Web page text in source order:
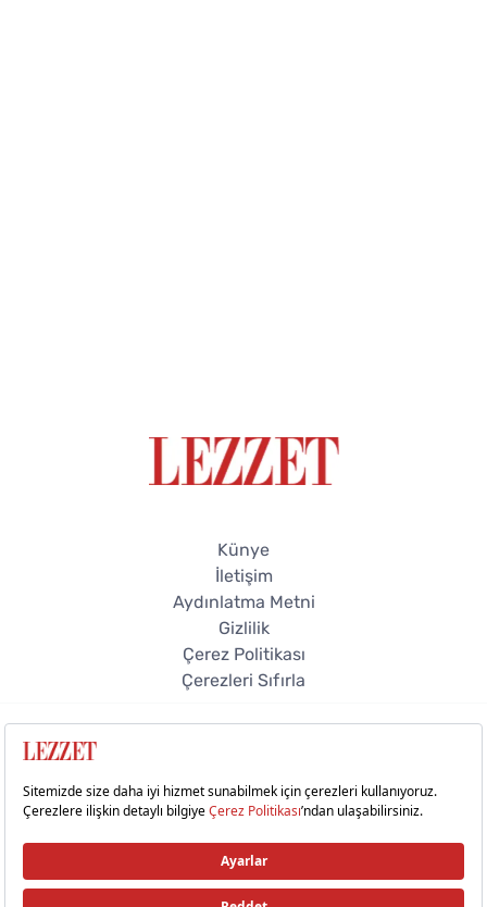
Künye
İletişim
Aydınlatma Metni
Gizlilik
Çerez Politikası
Çerezleri Sıfırla
© 2026 Lezzet Online. Tüm hakları saklıdır.